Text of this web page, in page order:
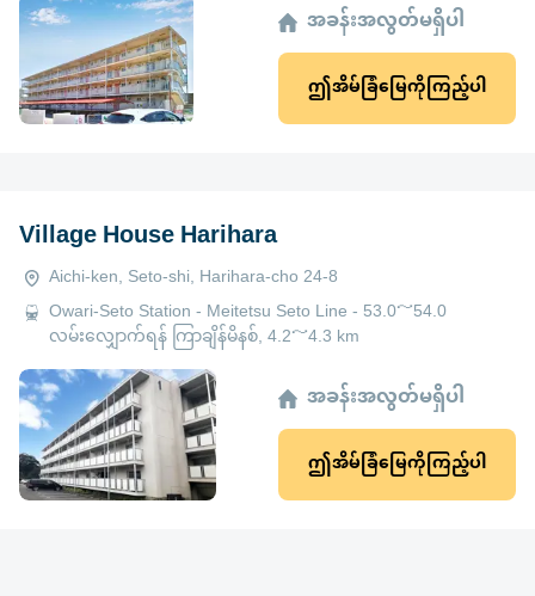
အခန်းအလွတ်မရှိပါ
ဤအိမ်ခြံမြေကိုကြည့်ပါ
Village House Harihara
Aichi-ken, Seto-shi, Harihara-cho 24-8
Owari-Seto Station - Meitetsu Seto Line - 53.0～54.0
လမ်းလျှောက်ရန် ကြာချိန်မိနစ်, 4.2～4.3 km
အခန်းအလွတ်မရှိပါ
ဤအိမ်ခြံမြေကိုကြည့်ပါ